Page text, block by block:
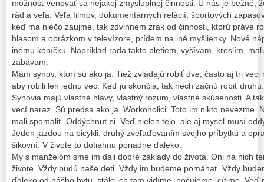
možnosť venovať sa nejakej zmysluplnej činnosti. U nás je bežné,
rád a veľa. Veľa filmov, dokumentárnych relácií, športových
keď ma niečo zaujme, tak zdvihnem zrak od činnosti, ktorú práve
hlasom a obrázkom v televízore, prídem na iné myšlienky. Nové
inému koníčku. Napríklad rada takto pletiem, vyšívam, kreslím,
zabávam.
Mám synov, ktorí sú ako ja. Tiež zvládajú robiť dve, často aj tri
aby robili len jednu vec. Keď ju skončia, tak nech začnú robiť
Synovia majú vlastné hlavy, vlastný rozum, vlastné skúsenosti. A
vecí naraz. Sú predsa ako ja. Workoholici. Toto im nikto nevezme.
mali spomaliť. Oddýchnuť si. Veď nielen telo, ale aj myseľ musí
Jeden jazdou na bicykli, druhý zveľaďovaním svojho príbytku a
šikovní. V živote to dotiahnu poriadne ďaleko.
My s manželom sme im dali dobré základy do života. Oni na nich
živote. Vždy budú naše deti. Vždy im budeme pomáhať. Vždy
ďaleko od nášho bytu, stále ich tam vidíme, počujeme, cítime. Veď